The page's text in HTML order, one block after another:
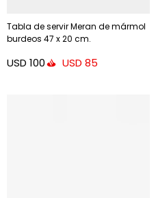
Tabla de servir Meran de mármol
burdeos 47 x 20 cm.
USD 100 USD 85